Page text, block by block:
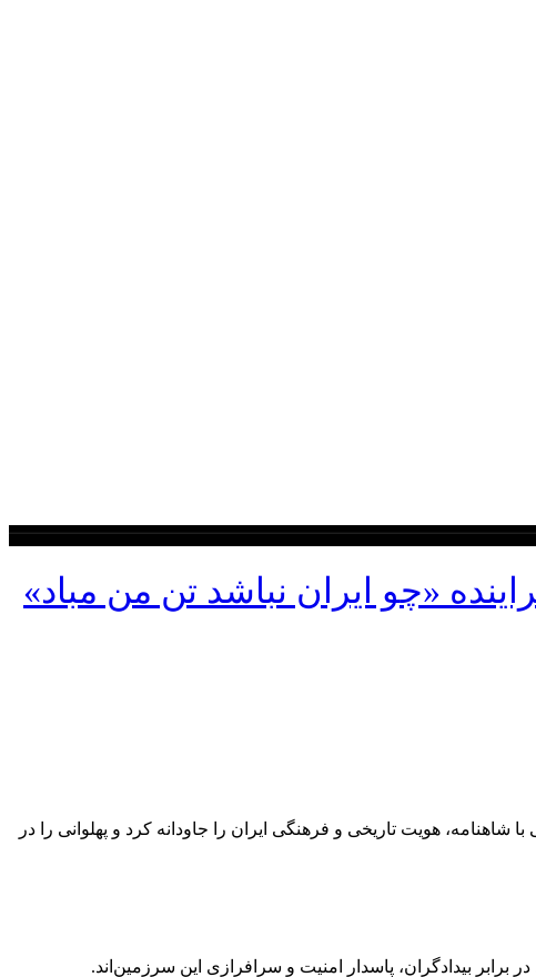
«چو ایران نباشد تن من مباد»
هویت تاریخی و فرهنگی ایران را جاودانه کرد و پهلوانی را در
برابر بیدادگران، پاسدار امنیت و سرافرازی این سرزمین‌اند.